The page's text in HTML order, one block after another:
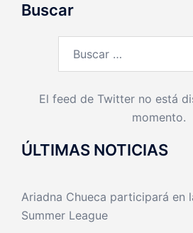
Buscar
El feed de Twitter no está
momento.
ÚLTIMAS NOTICIAS
Ariadna Chueca participará en
Summer League